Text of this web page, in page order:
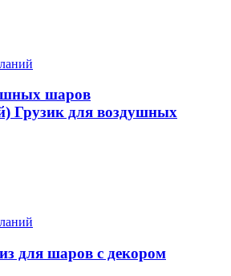
шаров
Грузик для воздушных
для шаров с декором